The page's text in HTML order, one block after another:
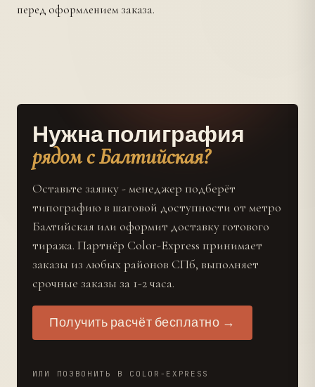
перед оформлением заказа.
Нужна полиграфия
рядом с Балтийская?
Оставьте заявку - менеджер подберёт
типографию в шаговой доступности от метро
Балтийская или оформит доставку готового
тиража. Партнёр Color-Express принимает
заказы из любых районов СПб, выполняет
срочные заказы за 1-2 часа.
Получить расчёт бесплатно →
ИЛИ ПОЗВОНИТЬ В COLOR-EXPRESS